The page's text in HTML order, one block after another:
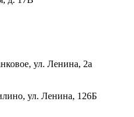
ул. Ленина, 2а
ул. Ленина, 126Б